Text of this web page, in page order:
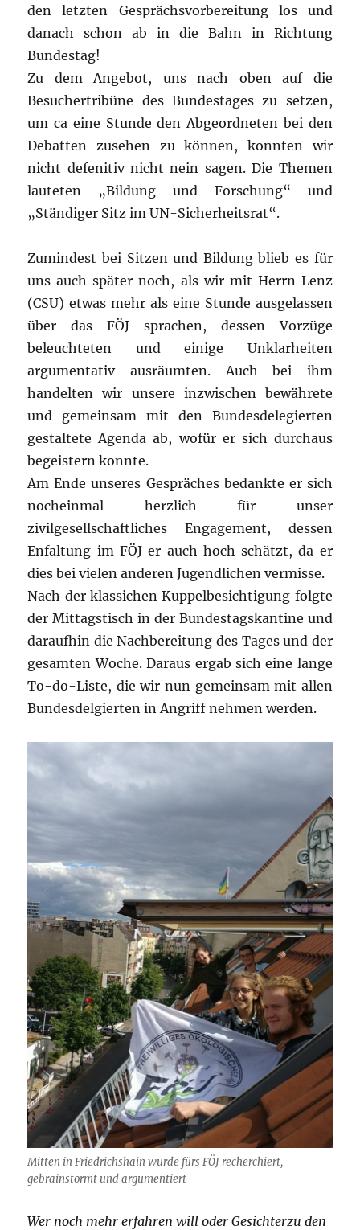
den letzten Gesprächsvorbereitung los und
danach schon ab in die Bahn in Richtung
Bundestag!
Zu dem Angebot, uns nach oben auf die
Besuchertribüne des Bundestages zu setzen,
um ca eine Stunde den Abgeordneten bei den
Debatten zusehen zu können, konnten wir
nicht defenitiv nicht nein sagen. Die Themen
lauteten „Bildung und Forschung“ und
„Ständiger Sitz im UN-Sicherheitsrat“.
Zumindest bei Sitzen und Bildung blieb es für
uns auch später noch, als wir mit Herrn Lenz
(CSU) etwas mehr als eine Stunde ausgelassen
über das FÖJ sprachen, dessen Vorzüge
beleuchteten und einige Unklarheiten
argumentativ ausräumten. Auch bei ihm
handelten wir unsere inzwischen bewährete
und gemeinsam mit den Bundesdelegierten
gestaltete Agenda ab, wofür er sich durchaus
begeistern konnte.
Am Ende unseres Gespräches bedankte er sich
nocheinmal herzlich für unser
zivilgesellschaftliches Engagement, dessen
Enfaltung im FÖJ er auch hoch schätzt, da er
dies bei vielen anderen Jugendlichen vermisse.
Nach der klassichen Kuppelbesichtigung folgte
der Mittagstisch in der Bundestagskantine und
daraufhin die Nachbereitung des Tages und der
gesamten Woche. Daraus ergab sich eine lange
To-do-Liste, die wir nun gemeinsam mit allen
Bundesdelgierten in Angriff nehmen werden.
Mitten in Friedrichshain wurde fürs FÖJ recherchiert,
gebrainstormt und argumentiert
Wer noch mehr erfahren will oder Gesichterzu den